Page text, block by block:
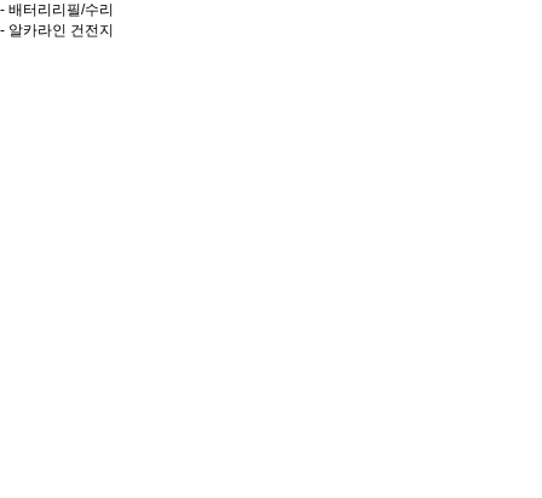
- 배터리리필/수리
- 알카라인 건전지